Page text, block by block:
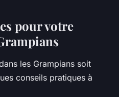
pour votre
les Grampians soit
conseils pratiques à